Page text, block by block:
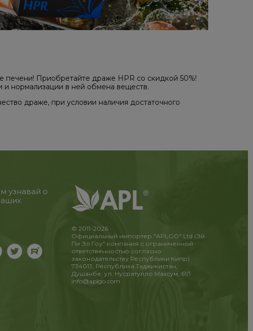
печени! Приобретайте драже HPR со скидкой 50%!
нормализации в ней обмена веществ.
драже, при условии наличия достаточного
узнавай о
© 2011-2026
Официальный импортер "APLGO" Ltd (Эй
Пи Эл Гоу" компания с ограниченной
ответственностью согласно
законодательству Республики Кипр)
734013, Республика Таджикистан,
Душанбе, ул. Нусратулло Махсум, 61/1
info@aplgo.com